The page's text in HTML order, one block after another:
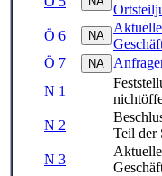
Ö 6
Ö 7
N 1
N 2
Teil der
N 3